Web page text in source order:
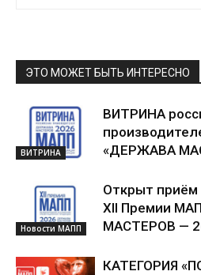
ЭТО МОЖЕТ БЫТЬ ИНТЕРЕСНО
ВИТРИНА
ВИТРИНА
«ДЕРЖАВА
Новости МАПП
Открыт приём
XII Премии
МАСТЕРОВ —
КАТЕГОРИЯ